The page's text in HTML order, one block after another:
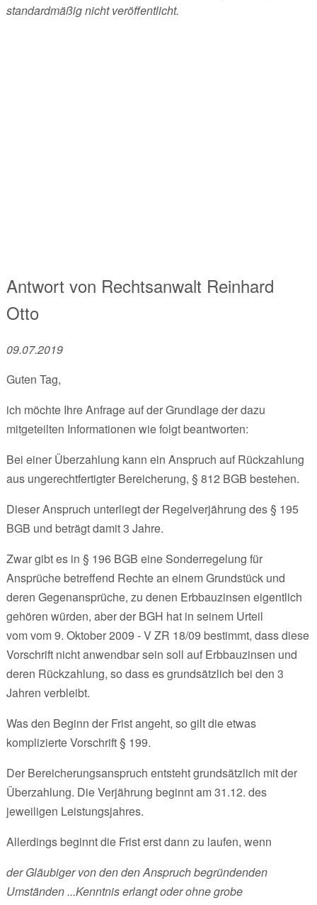
standardmäßig nicht veröffentlicht.
Antwort von Rechtsanwalt Reinhard
Otto
09.07.2019
Guten Tag,
ich möchte Ihre Anfrage auf der Grundlage der dazu
mitgeteilten Informationen wie folgt beantworten:
Bei einer Überzahlung kann ein Anspruch auf Rückzahlung
aus ungerechtfertigter Bereicherung, § 812 BGB bestehen.
Dieser Anspruch unterliegt der Regelverjährung des § 195
BGB und beträgt damit 3 Jahre.
Zwar gibt es in § 196 BGB eine Sonderregelung für
Ansprüche betreffend Rechte an einem Grundstück und
deren Gegenansprüche, zu denen Erbbauzinsen eigentlich
gehören würden, aber der BGH hat in seinem Urteil
vom vom 9. Oktober 2009 - V ZR 18/09 bestimmt, dass diese
Vorschrift nicht anwendbar sein soll auf Erbbauzinsen und
deren Rückzahlung, so dass es grundsätzlich bei den 3
Jahren verbleibt.
Was den Beginn der Frist angeht, so gilt die etwas
komplizierte Vorschrift § 199.
Der Bereicherungsanspruch entsteht grundsätzlich mit der
Überzahlung. Die Verjährung beginnt am 31.12. des
jeweiligen Leistungsjahres.
Allerdings beginnt die Frist erst dann zu laufen, wenn
der Gläubiger von den den Anspruch begründenden
Umständen ...Kenntnis erlangt oder ohne grobe